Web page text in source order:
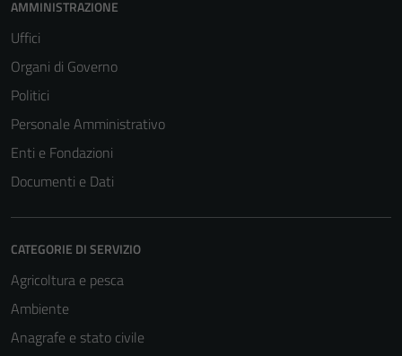
AMMINISTRAZIONE
Uffici
Organi di Governo
Politici
Personale Amministrativo
Enti e Fondazioni
Documenti e Dati
CATEGORIE DI SERVIZIO
Agricoltura e pesca
Ambiente
Anagrafe e stato civile